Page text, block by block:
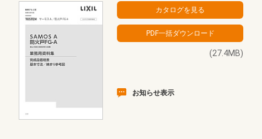
(27.4MB)
お知らせ表示